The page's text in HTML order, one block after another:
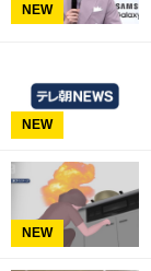
NEW
NEW
NEW